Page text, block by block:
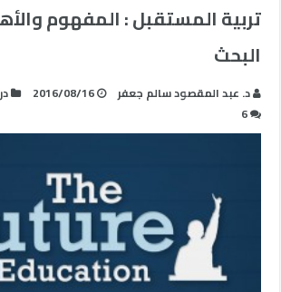
تربية المستقبل : المفهوم
البحث
د. عبد المقصود سالم جعفر 2016/08/16
6